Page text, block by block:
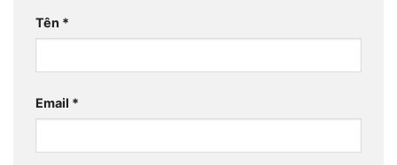
Tên *
Email *